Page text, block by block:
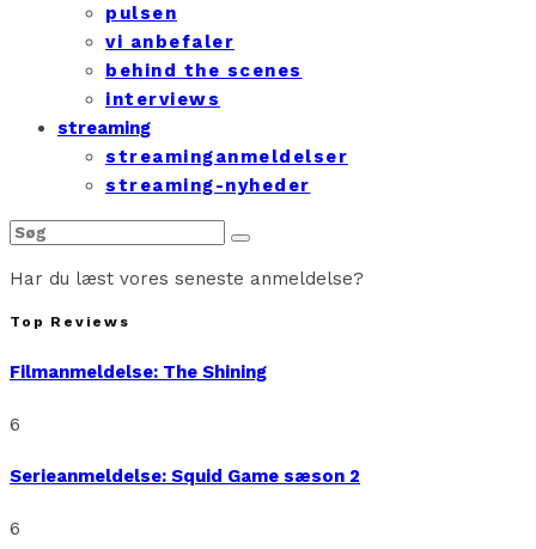
pulsen
vi anbefaler
behind the scenes
interviews
streaming
streaminganmeldelser
streaming-nyheder
Har du læst vores seneste anmeldelse?
Top Reviews
Filmanmeldelse: The Shining
6
Serieanmeldelse: Squid Game sæson 2
6